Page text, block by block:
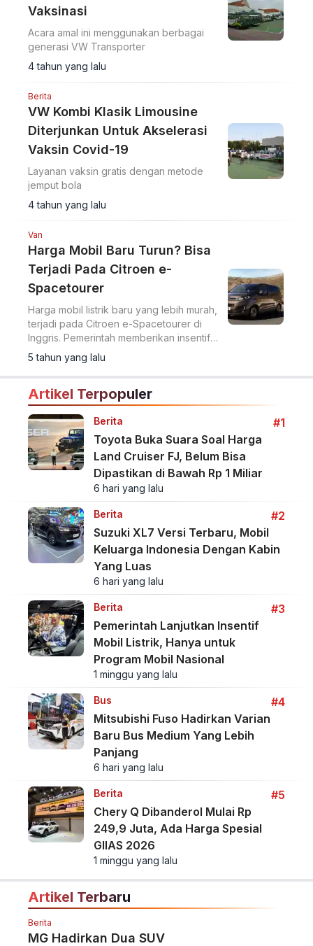
Vaksinasi
Acara amal ini menggunakan berbagai
generasi VW Transporter
4 tahun yang lalu
Berita
VW Kombi Klasik Limousine
Diterjunkan Untuk Akselerasi
Vaksin Covid-19
Layanan vaksin gratis dengan metode
jemput bola
4 tahun yang lalu
Van
Harga Mobil Baru Turun? Bisa
Terjadi Pada Citroen e-
Spacetourer
Harga mobil listrik baru yang lebih murah,
terjadi pada Citroen e-Spacetourer di
Inggris. Pemerintah memberikan insentif
sehingga mendapat potongan Rp 279
5 tahun yang lalu
Artikel Terpopuler
Berita
#1
Toyota Buka Suara Soal Harga
Land Cruiser FJ, Belum Bisa
Dipastikan di Bawah Rp 1 Miliar
6 hari yang lalu
Berita
#2
Suzuki XL7 Versi Terbaru, Mobil
Keluarga Indonesia Dengan Kabin
Yang Luas
6 hari yang lalu
Berita
#3
Pemerintah Lanjutkan Insentif
Mobil Listrik, Hanya untuk
Program Mobil Nasional
1 minggu yang lalu
Bus
#4
Mitsubishi Fuso Hadirkan Varian
Baru Bus Medium Yang Lebih
Panjang
6 hari yang lalu
Berita
#5
Chery Q Dibanderol Mulai Rp
249,9 Juta, Ada Harga Spesial
GIIAS 2026
1 minggu yang lalu
Artikel Terbaru
Berita
MG Hadirkan Dua SUV